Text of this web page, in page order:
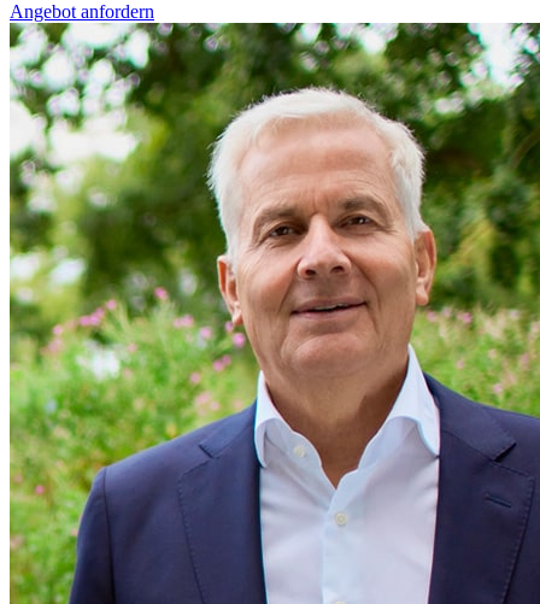
Angebot anfordern